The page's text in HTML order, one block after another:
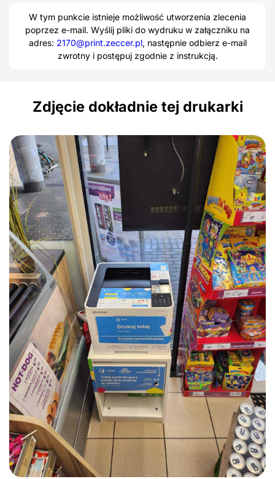
W tym punkcie istnieje możliwość utworzenia zlecenia
poprzez e-mail. Wyślij pliki do wydruku w załączniku na
adres: 2170@print.zeccer.pl, następnie odbierz e-mail
zwrotny i postępuj zgodnie z instrukcją.
Zdjęcie dokładnie tej drukarki